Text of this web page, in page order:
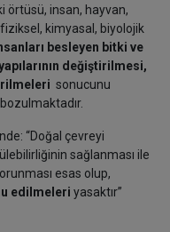
örtüsü, insan, hayvan,
fiziksel, kimyasal, biyolojik
besleyen bitki ve
değiştirilmesi,
sonucunu
“Doğal çevreyi
sağlanması ile
esas olup,
edilmeleri yasaktır”